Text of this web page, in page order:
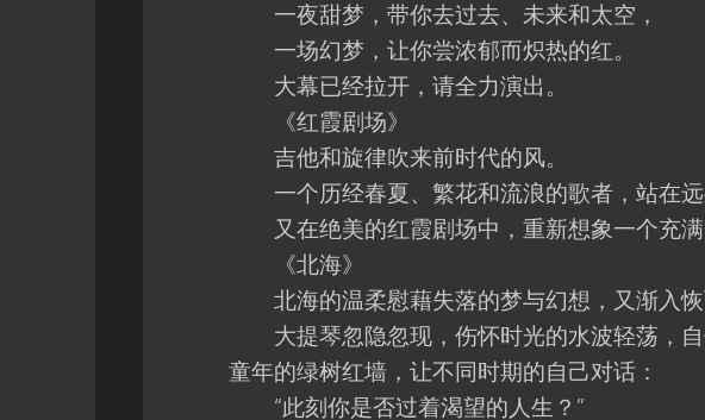
一夜甜梦，带你去过去、未来和太空，
一场幻梦，让你尝浓郁而炽热的红。
大幕已经拉开，请全力演出。
《红霞剧场》
吉他和旋律吹来前时代的风。
一个历经春夏、繁花和流浪的歌者，站在远
又在绝美的红霞剧场中，重新想象一个充满
《北海》
北海的温柔慰藉失落的梦与幻想，又渐入恢
大提琴忽隐忽现，伤怀时光的水波轻荡，自
童年的绿树红墙，让不同时期的自己对话：
“此刻你是否过着渴望的人生？”